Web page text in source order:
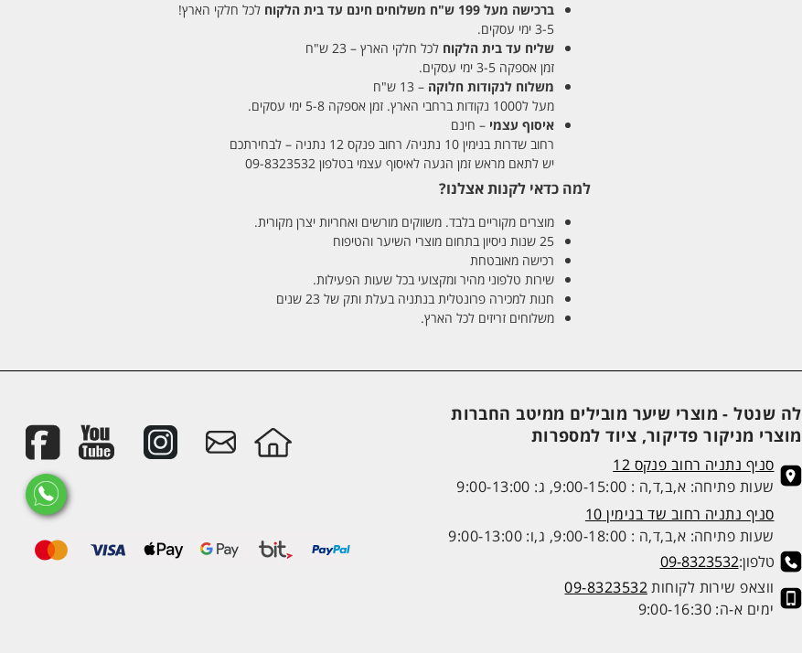
ברכישה מעל 199 ש"ח משלוחים חינם עד בית הלקוח לכל חלקי הארץ!
3-5 ימי עסקים.
שליח עד בית הלקוח לכל חלקי הארץ – 23 ש"ח
זמן אספקה 3-5 ימי עסקים.
משלוח לנקודות חלוקה – 13 ש"ח
מעל ל1000 נקודות ברחבי הארץ. זמן אספקה 5-8 ימי עסקים.
איסוף עצמי – חינם
רחוב שדרות בנימין 10 נתניה/ רחוב פנקס 12 נתניה – לבחירתכם
יש לתאם מראש זמן הגעה לאיסוף עצמי בטלפון 09-8323532
למה כדאי לקנות אצלנו?
מוצרים מקוריים בלבד. משווקים מורשים ואחריות יצרן מקורית.
25 שנות ניסיון בתחום מוצרי השיער והטיפוח
רכישה מאובטחת
שירות טלפוני מהיר ומקצועי בכל שעות הפעילות.
חנות למכירה פרונטלית בנתניה בעלת ותק של 23 שנים
משלוחים זריזים לכל הארץ.
לה שנטל - מוצרי שיער מובילים ממיטב החברות
מוצרי מניקור פדיקור, ציוד למספרות
סניף נתניה רחוב פנקס 12
שעות פתיחה: א,ב,ד,ה : 9:00-15:00, ג: 9:00-13:00
סניף נתניה רחוב שד בנימין 10
שעות פתיחה: א,ב,ד,ה : 9:00-18:00, ג,ו: 9:00-13:00
טלפון:09-8323532
ווצאפ שירות לקוחות09-8323532
ימים א-ה: 9:00-16:30